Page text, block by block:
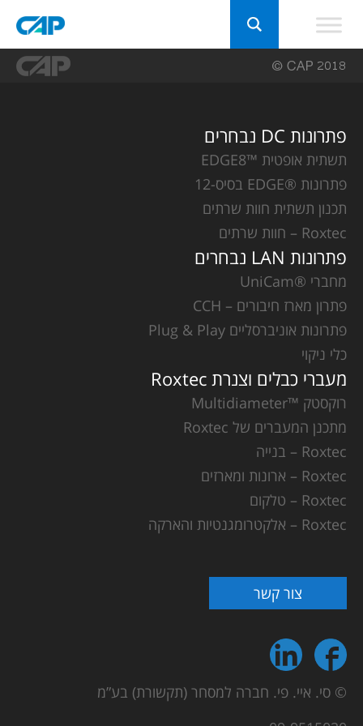
פתרונות DC נבחרים
תשתית אופטית ™EDGE8
פתרונות ®EDGE בסיס-12
תכנון תשתית חוות שרתים
Roxtec – חוות שרתים
פתרונות LAN נבחרים
מחברי ®UniCam
פתרון מארז חיבורים – CCH
פתרונות אוניברסליים Plug & Play
כלי ניקוי
מעברי כבלים וצנרת Roxtec
רוקסטק ™Multidiameter
מתכנן המעברים של Roxtec
Roxtec – בנייה
Roxtec – ארונות ומארזים
Roxtec – טלקום
Roxtec – אלקטרומגנטיות והארקה
צור קשר
© סי. איי. פי. חברה למסחר (תקשורת) בע”מ